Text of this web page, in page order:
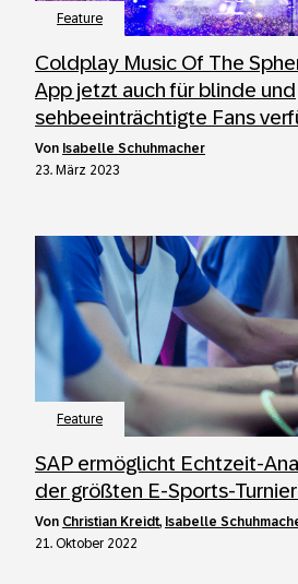
Feature
Coldplay Music Of The
App jetzt auch für blinde und
sehbeeinträchtigte Fans
von Isabelle Schuhmacher
23. März 2023
Feature
SAP ermöglicht Echtzeit-
der größten E-Sports-
von Christian Kreidt, Isabelle
21. Oktober 2022